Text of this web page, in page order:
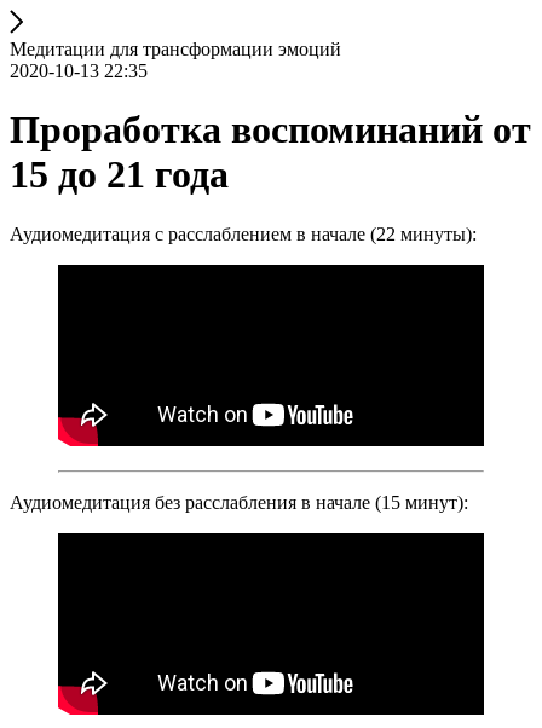
Медитации для трансформации эмоций
2020-10-13 22:35
Проработка воспоминаний от
15 до 21 года
Аудиомедитация с расслаблением в начале (22 минуты):
Аудиомедитация без расслабления в начале (15 минут):